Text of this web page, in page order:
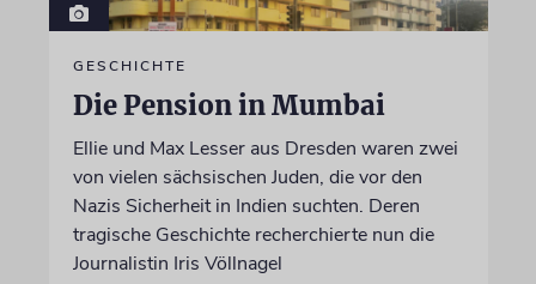
GESCHICHTE
Die Pension in Mumbai
Ellie und Max Lesser aus Dresden waren zwei
von vielen sächsischen Juden, die vor den
Nazis Sicherheit in Indien suchten. Deren
tragische Geschichte recherchierte nun die
Journalistin Iris Völlnagel